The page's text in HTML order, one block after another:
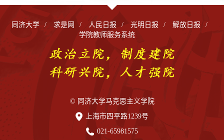
同济大学 / 求是网 / 人民日报 / 光明日报 / 解放日报
/
学院教师服务系统
© 同济大学马克思主义学院
上海市四平路1239号
021-65981575